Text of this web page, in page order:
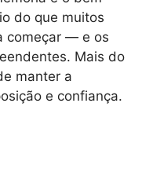
do que muitos
começar — e os
Mais do
manter a
e confiança.